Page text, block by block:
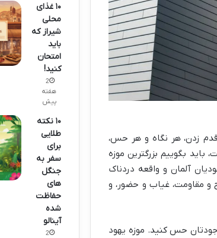
زدن، هر نگاه و هر حس،
بگوییم بزرگترین موزه
آلمان و واقعه دردناک
و مقاومت، غیاب و حضور، و
حس کنید. موزه یهود
۱۰ غذای
محلی
شیراز که
باید
امتحان
کنید!
2
هفته
پیش
۱۰ نکته
طلایی
برای
سفر به
جنگل
های
حفاظت
شده
آینالو
2